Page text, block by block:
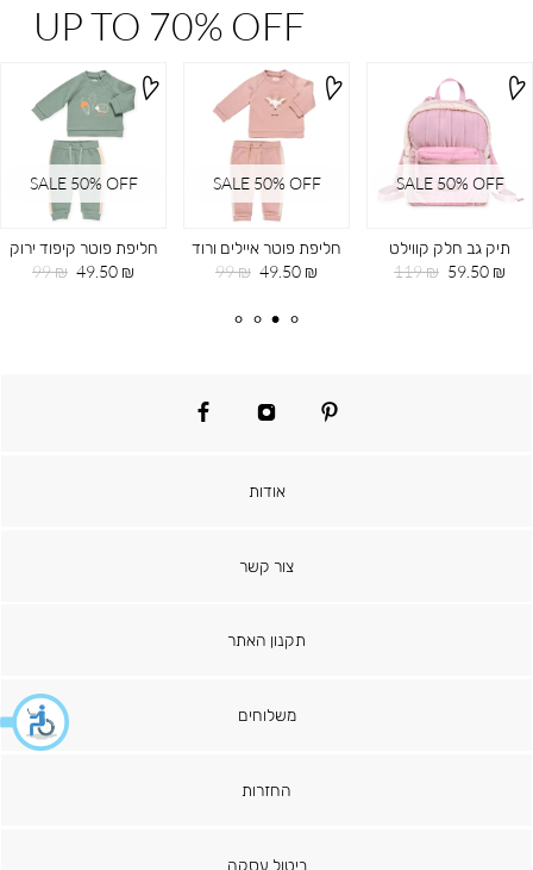
UP TO 70% OFF
SALE 50% OFF
חליפת פוטר קיפוד ירוק
מחיר
49.50 ₪
מחיר
99 ₪
SALE 50% OFF
חליפת פוטר איילים ורוד
מחיר
49.50 ₪
מחיר
99 ₪
SALE 50% OFF
תיק גב חלק קווילט
מחיר
59.50 ₪
מחיר
119 ₪
pinterest
instagram
facebook
אודות
צור קשר
תקנון האתר
משלוחים
החזרות
ביטול עסקה